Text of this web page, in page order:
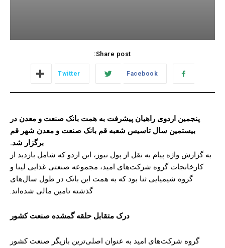
Share post:
Facebook
Twitter
پنجمین اردوی راهیان پیشرفت به همت بانک صنعت و معدن در
بیستمین سال تاسیس شعبه قم بانک صنعت و معدن شهر قم
برگزار شد.
به گزارش واژه پیام به نقل از پول نیوز، این اردو که شامل بازدید از
کارخانجات گروه شرکت‌های امید، مجموعه صنعتی غذایی لینا و
گروه شیمیایی ثنا بود که به همت این بانک در طول سال‌های
گذشته تامین مالی شده‌اند.
درک متقابل حلقه گمشده صنعت کشور
گروه شرکت‎‌های امید به عنوان اصلی‌ترین بازیگر صنعت کشور